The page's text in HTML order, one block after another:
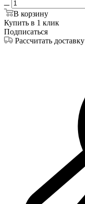
В корзину
Купить в 1 клик
Подписаться
Рассчитать доставку